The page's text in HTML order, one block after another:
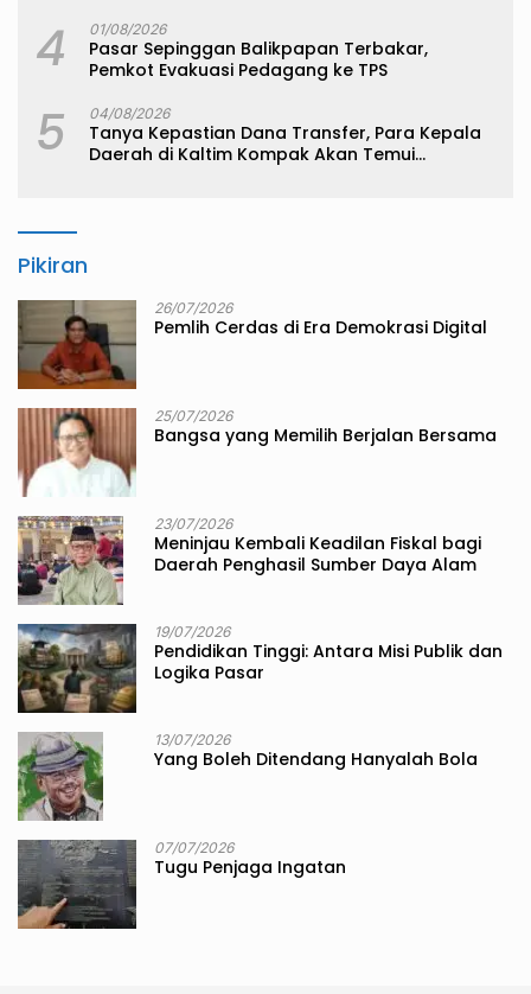
4 01/08/2026
Pasar Sepinggan Balikpapan Terbakar,
Pemkot Evakuasi Pedagang ke TPS
5 04/08/2026
Tanya Kepastian Dana Transfer, Para Kepala
Daerah di Kaltim Kompak Akan Temui
Pikiran
26/07/2026
Pemlih Cerdas di Era Demokrasi Digital
25/07/2026
Bangsa yang Memilih Berjalan Bersama
23/07/2026
Meninjau Kembali Keadilan Fiskal bagi
Daerah Penghasil Sumber Daya Alam
19/07/2026
Pendidikan Tinggi: Antara Misi Publik dan
Logika Pasar
13/07/2026
Yang Boleh Ditendang Hanyalah Bola
07/07/2026
Tugu Penjaga Ingatan